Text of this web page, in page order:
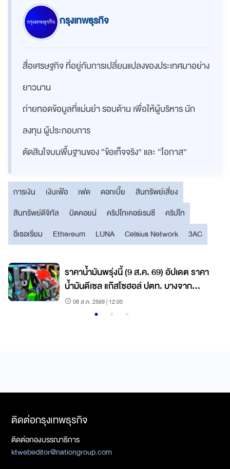
กรุงเทพธุรกิจ
สื่อเศรษฐกิจ ที่อยู่กับการเปลี่ยนแปลงของประเทศมาอย่าง
ยาวนาน
ถ่ายทอดข้อมูลที่แม่นยำ รอบด้าน เพื่อให้ผู้บริหาร นัก
ลงทุน ผู้ประกอบการ
ตัดสินใจบนพื้นฐานของ “ข้อเท็จจริง” และ “โอกาส”
การเงิน เงินเฟ้อ เฟด ดอกเบี้ย
สินทรัพย์เสี่ยง
สินทรัพย์ดิจิทัล
บิตคอยน์ คริปโทเคอร์เรนซี
คริปโท
อีเธอเรียม
Ethereum LUNA Celsius Network 3AC
ราคาน้ำมันพรุ่งนี้ (9 ส.ค. 69) อัปเดต ราคา
น้ำมันดีเซล แก๊สโซฮอล์ ปตท. บางจาก
เชลล์08 ส.ค. 2569 | 12:00
ติดต่อกรุงเทพธุรกิจ
ติดต่อกองบรรณาธิการ
ktwebeditor@nationgroup.com